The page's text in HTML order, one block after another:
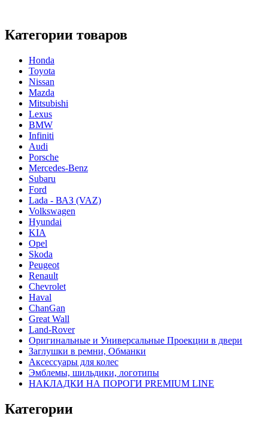
Категории товаров
Honda
Toyota
Nissan
Mazda
Mitsubishi
Lexus
BMW
Infiniti
Audi
Porsche
Mercedes-Benz
Subaru
Ford
Lada - ВАЗ (VAZ)
Volkswagen
Hyundai
KIA
Opel
Skoda
Peugeot
Renault
Chevrolet
Haval
ChanGan
Great Wall
Land-Rover
Оригинальные и Универсальные Проекции в двери
Заглушки в ремни, Обманки
Аксессуары для колес
Эмблемы, шильдики, логотипы
НАКЛАДКИ НА ПОРОГИ PREMIUM LINE
Категории